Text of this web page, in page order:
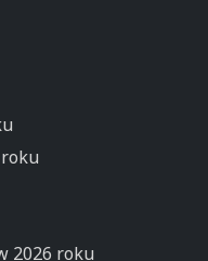
2026 roku